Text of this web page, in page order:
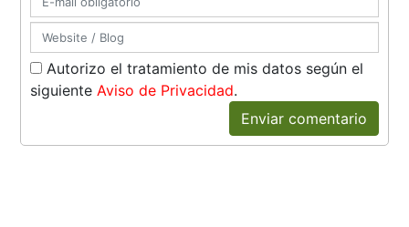
Autorizo el tratamiento de mis datos según el
siguienteAviso de Privacidad.
Enviar comentario